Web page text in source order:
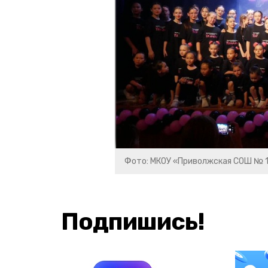
Фото: МКОУ «Приволжская СОШ №
Подпишись!